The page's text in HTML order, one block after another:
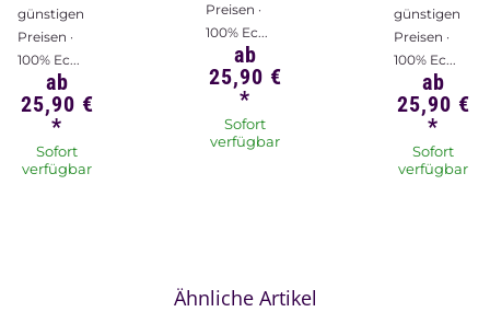
günstigen
Preisen ·
100% Ec...
ab
25,90 €
*
Sofort
verfügbar
Preisen ·
100% Ec...
ab
25,90 €
*
Sofort
verfügbar
günstigen
Preisen ·
100% Ec...
ab
25,90 €
*
Sofort
verfügbar
Ähnliche Artikel